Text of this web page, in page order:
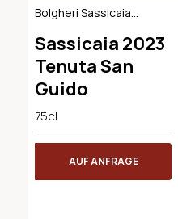
Bolgheri Sassicaia
Sassicaia 2023
Tenuta San
Guido
75cl
AUF ANFRAGE